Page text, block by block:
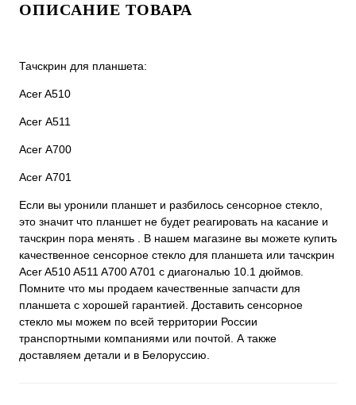
ОПИСАНИЕ ТОВАРА
Тачскрин для планшета:
Acer A510
Acer A511
Acer A700
Acer A701
Если вы уронили планшет и разбилось сенсорное стекло,
это значит что планшет не будет реагировать на касание и
тачскрин пора менять . В нашем магазине вы можете купить
качественное сенсорное стекло для планшета или тачскрин
Acer A510 A511 A700 A701 с диагональю 10.1 дюймов.
Помните что мы продаем качественные запчасти для
планшета с хорошей гарантией. Доставить сенсорное
стекло мы можем по всей территории России
транспортными компаниями или почтой. А также
доставляем детали и в Белоруссию.